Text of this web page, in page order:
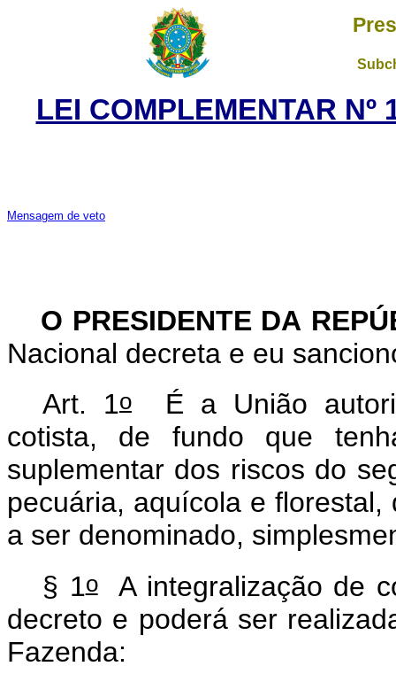
LEI COMPLEMENTAR Nº
Mensagem de veto
O PRESIDENTE DA
Nacional decreta e eu
Art. 1o É a União
cotista, de fundo que
suplementar dos riscos do
pecuária, aquícola e
a ser denominado,
§ 1oA integralização de
decreto e poderá ser
Fazenda: